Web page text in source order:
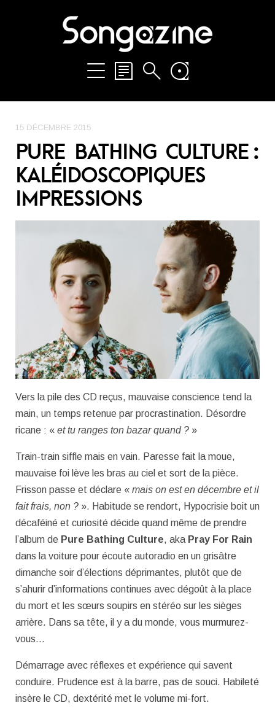
15 DÉCEMBRE 2015
PURE BATHING CULTURE :
KALÉIDOSCOPIQUES
IMPRESSIONS
Vers la pile des CD reçus, mauvaise conscience tend la
main, un temps retenue par procrastination. Désordre
ricane : « et tu ranges ton bazar quand ? »
Train-train siffle mais en vain. Paresse fait la moue,
mauvaise foi lève les bras au ciel et sort de la pièce.
Frisson passe et déclare « mais on est en décembre et il
fait frais, non ? ». Habitude se rendort, Hypocrisie boit un
décaféiné et curiosité décide quand même de prendre
l’album de Pure Bathing Culture, aka Pray For Rain
dans la voiture pour écoute autoradio en un grisâtre
dimanche soir d’élections déprimantes, plutôt que de
s’ahurir d’informations continues avec dégoût à la place
du mort et les sœurs soupirs en stéréo sur les sièges
arrière. Dans sa tête, il y a du monde, vous murmurez-
vous…
Démarrage avec réflexes et expérience qui savent
conduire. Prudence est à la barre, pas de souci. Habileté
insère le CD, dextérité met le volume mi-fort.